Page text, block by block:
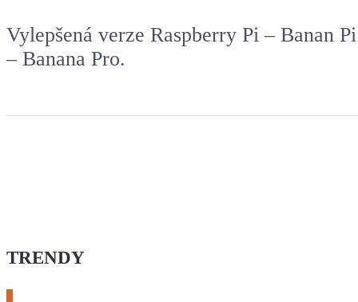
Vylepšená verze Raspberry Pi – Banan
– Banana Pro.
TRENDY